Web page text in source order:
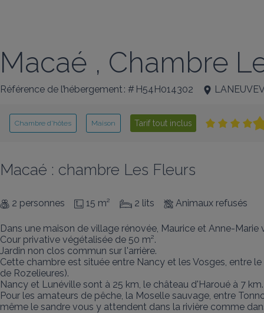
Macaé , Chambre
Référence de l’hébergement : # H54H014302
Chambre d’hôtes Maison Tarif tout inclus
Macaé : chambre Les Fleurs
2 personnes 15 m² 2 lits Animaux refusés
Dans une maison de village rénovée, Maurice et Anne-
Cour privative végétalisée de 50 m².
Jardin non clos commun sur l'arrière.
Cette chambre est située entre Nancy et les Vosges, entre
de Rozelieures).
Nancy et Lunéville sont à 25 km, le château d'Haroué à 7 km.
Pour les amateurs de pêche, la Moselle sauvage, entre
même le sandre vous y attendent dans la rivière comme